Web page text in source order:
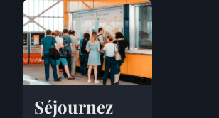
Séjournez